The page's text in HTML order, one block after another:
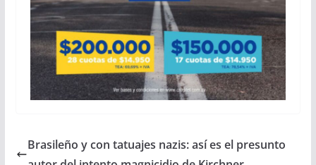
Brasileño y con tatuajes nazis: así es el presunto